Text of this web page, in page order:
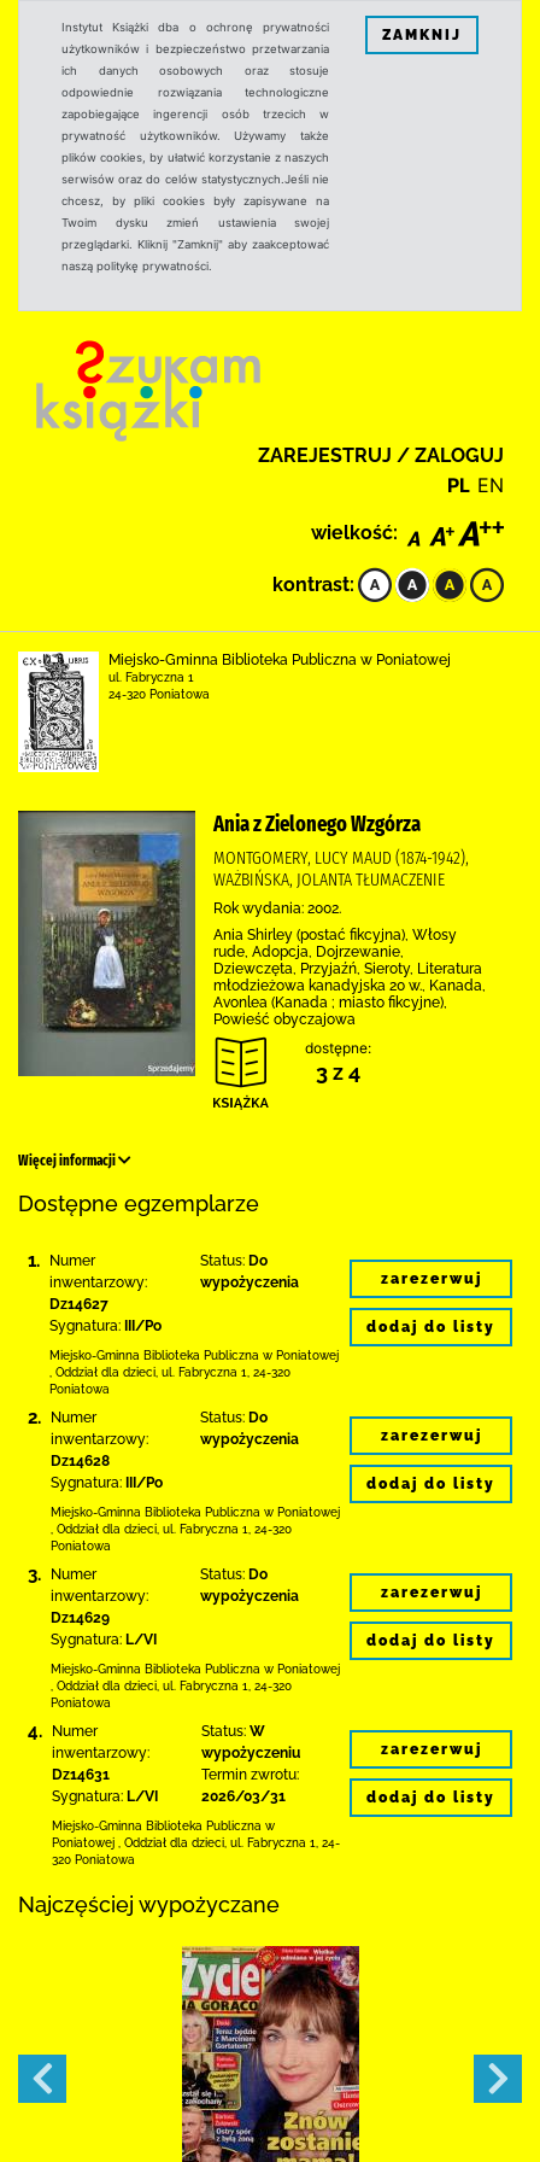
Instytut Książki dba o ochronę prywatności
użytkowników i bezpieczeństwo przetwarzania
ich danych osobowych oraz stosuje
odpowiednie rozwiązania technologiczne
zapobiegające ingerencji osób trzecich w
prywatność użytkowników. Używamy także
plików cookies, by ułatwić korzystanie z naszych
serwisów oraz do celów statystycznych.Jeśli nie
chcesz, by pliki cookies były zapisywane na
Twoim dysku zmień ustawienia swojej
przeglądarki. Kliknij "Zamknij" aby zaakceptować
naszą politykę prywatności.
ZAMKNIJ
ZAREJESTRUJ / ZALOGUJ
PL EN
wielkość:
kontrast:
Miejsko-Gminna Biblioteka Publiczna w Poniatowej
ul. Fabryczna 1
24-320 Poniatowa
Ania z Zielonego Wzgórza
MONTGOMERY, LUCY MAUD (1874-1942),
WAŻBIŃSKA, JOLANTA TŁUMACZENIE
Rok wydania: 2002.
Ania Shirley (postać fikcyjna), Włosy
rude, Adopcja, Dojrzewanie,
Dziewczęta, Przyjaźń, Sieroty, Literatura
młodzieżowa kanadyjska 20 w., Kanada,
Avonlea (Kanada ; miasto fikcyjne),
Powieść obyczajowa
dostępne:
3 z 4
Więcej informacji
Dostępne egzemplarze
1.
Numer
inwentarzowy:
Dz14627
Sygnatura:
III/Po
Status: Do
wypożyczenia
Miejsko-Gminna Biblioteka Publiczna w Poniatowej
Oddział dla dzieci, ul. Fabryczna 1
24-320
Poniatowa
zarezerwuj
dodaj do listy
2.
Numer
inwentarzowy:
Dz14628
Sygnatura:
III/Po
Status: Do
wypożyczenia
Miejsko-Gminna Biblioteka Publiczna w Poniatowej
Oddział dla dzieci, ul. Fabryczna 1
24-320
Poniatowa
zarezerwuj
dodaj do listy
3.
Numer
inwentarzowy:
Dz14629
Sygnatura: L/VI
Status: Do
wypożyczenia
Miejsko-Gminna Biblioteka Publiczna w Poniatowej
Oddział dla dzieci, ul. Fabryczna 1
24-320
Poniatowa
zarezerwuj
dodaj do listy
4.
Numer
inwentarzowy:
Dz14631
Sygnatura: L/VI
Status: W
wypożyczeniu
Termin zwrotu:
2026/03/31
Miejsko-Gminna Biblioteka Publiczna w
Poniatowej
Oddział dla dzieci, ul. Fabryczna 1
24-
320 Poniatowa
zarezerwuj
dodaj do listy
Najczęściej wypożyczane